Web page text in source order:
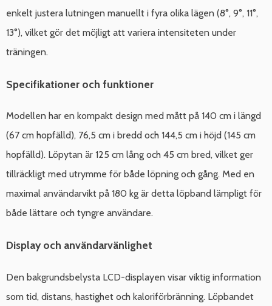
enkelt justera lutningen manuellt i fyra olika lägen (8°, 9°, 11°,
13°), vilket gör det möjligt att variera intensiteten under
träningen.
Specifikationer och funktioner
Modellen har en kompakt design med mått på 140 cm i längd
(67 cm hopfälld), 76,5 cm i bredd och 144,5 cm i höjd (145 cm
hopfälld). Löpytan är 125 cm lång och 45 cm bred, vilket ger
tillräckligt med utrymme för både löpning och gång. Med en
maximal användarvikt på 180 kg är detta löpband lämpligt för
både lättare och tyngre användare.
Display och användarvänlighet
Den bakgrundsbelysta LCD-displayen visar viktig information
som tid, distans, hastighet och kaloriförbränning. Löpbandet